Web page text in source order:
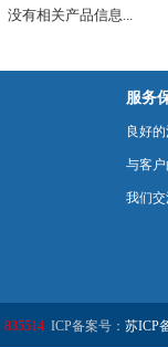
没有相关产品信息...
服务
良好
与客
我们
835514 ICP备案号： 苏ICP